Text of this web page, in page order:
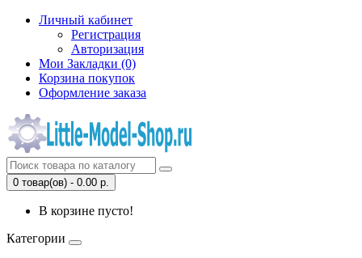
Личный кабинет
Регистрация
Авторизация
Мои Закладки (0)
Корзина покупок
Оформление заказа
0 товар(ов) - 0.00 р.
В корзине пусто!
Категории